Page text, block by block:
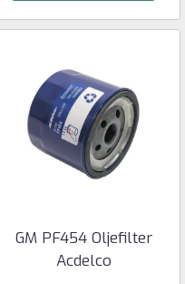
GM PF454 Oljefilter
Acdelco